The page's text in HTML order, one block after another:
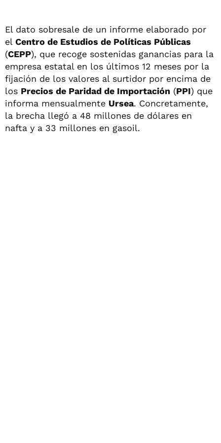
El dato sobresale de un informe elaborado por
el Centro de Estudios de Políticas Públicas
(CEPP), que recoge sostenidas ganancias para la
empresa estatal en los últimos 12 meses por la
fijación de los valores al surtidor por encima de
los Precios de Paridad de Importación (PPI) que
informa mensualmente Ursea. Concretamente,
la brecha llegó a 48 millones de dólares en
nafta y a 33 millones en gasoil.